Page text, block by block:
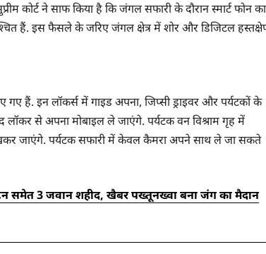
कोर्ट ने साफ किया है कि जंगल सफारी के दौरान स्मार्ट फोन का
हैं. इस फैसले के जरिए जंगल क्षेत्र में शोर और डिजिटल
हैं. इन लॉकर्स में गाइड अपना, जिप्सी ड्राइवर और पर्यटकों के
से अपना मोबाइल ले जाएंगे. पर्यटक वन विश्राम गृह में
जाएंगे. पर्यटक सफारी में केवल कैमरा अपने साथ ले जा सकते
समेत 3 जवान शहीद, खैबर पख्तूनख्वा बना जंग का मैदान